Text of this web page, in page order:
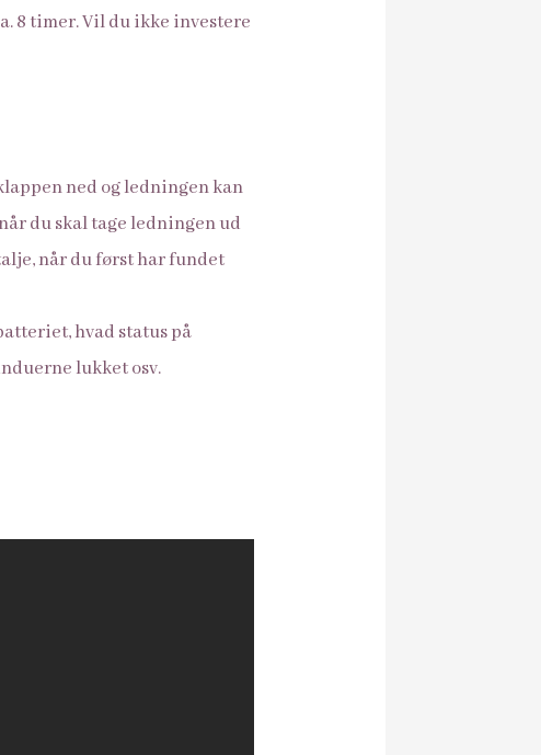
8 timer. Vil du ikke investere
ned og ledningen kan
du skal tage ledningen ud
når du først har fundet
hvad status på
lukket osv.